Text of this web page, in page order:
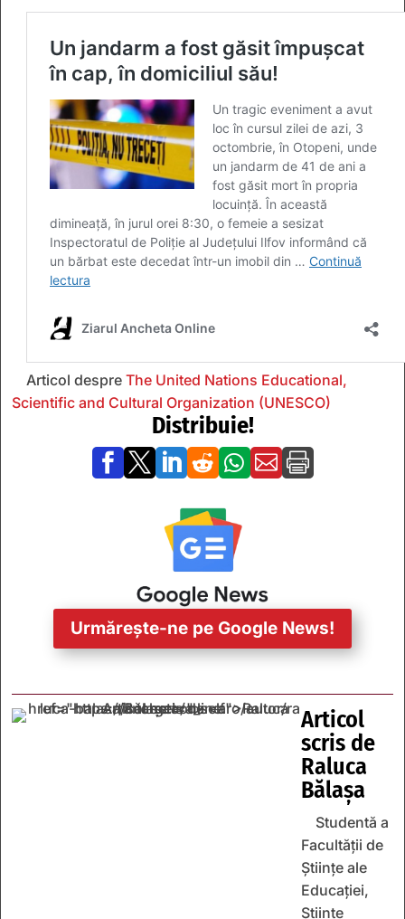
Articol despre The United Nations Educational,
Scientific and Cultural Organization (UNESCO)
Distribuie!
      
Urmărește-ne pe Google News!
Articol
scris de
Raluca
Bălașa
Studentă a
Facultății de
Științe ale
Educației,
Științe